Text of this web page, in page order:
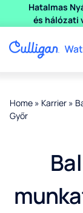
Hatalmas
és hálózati
Home » Karrier »
Győr